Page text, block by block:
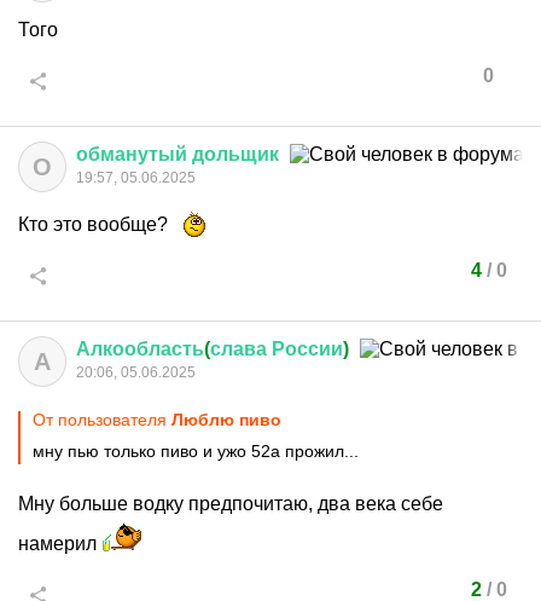
Того
0
О обманутый дольщик
19:57, 05.06.2025
Кто это вообще?
4/ 0
А Алкообласть(слава России)
20:06, 05.06.2025
От пользователя Люблю пиво
мну пью только пиво и ужо 52а прожил...
Мну больше водку предпочитаю, два века себе
намерил
2/ 0